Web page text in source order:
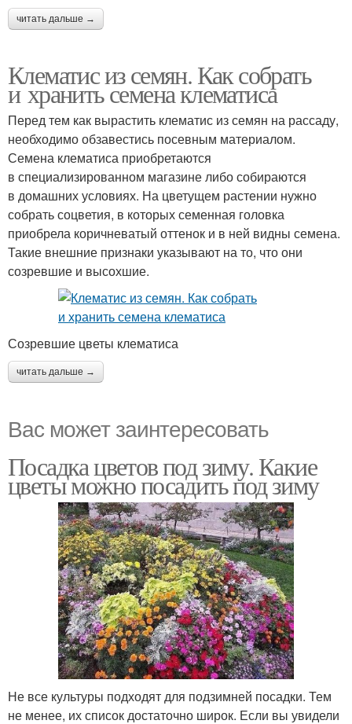
читать дальше →
Клематис из семян. Как собрать
и хранить семена клематиса
Перед тем как вырастить клематис из семян на рассаду,
необходимо обзавестись посевным материалом.
Семена клематиса приобретаются
в специализированном магазине либо собираются
в домашних условиях. На цветущем растении нужно
собрать соцветия, в которых семенная головка
приобрела коричневатый оттенок и в ней видны семена.
Такие внешние признаки указывают на то, что они
созревшие и высохшие.
Созревшие цветы клематиса
читать дальше →
Вас может заинтересовать
Посадка цветов под зиму. Какие
цветы можно посадить под зиму
Не все культуры подходят для подзимней посадки. Тем
не менее, их список достаточно широк. Если вы увидели